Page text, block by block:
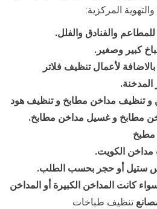
المركزية:
والفنادق والفلل.
كبير وصغير.
لأعمال تنظيف فلاتر
المدخنة.
و تنظيف مداخن مطابخ و تنظيف هود
مطابخ و غسيل مداخن مطابخ.
مطبخ
الكويت.
ستيل أو حجر بحسب الطلب.
كانت المداخن الكبيرة أو المداخن
تنظيف طباخات